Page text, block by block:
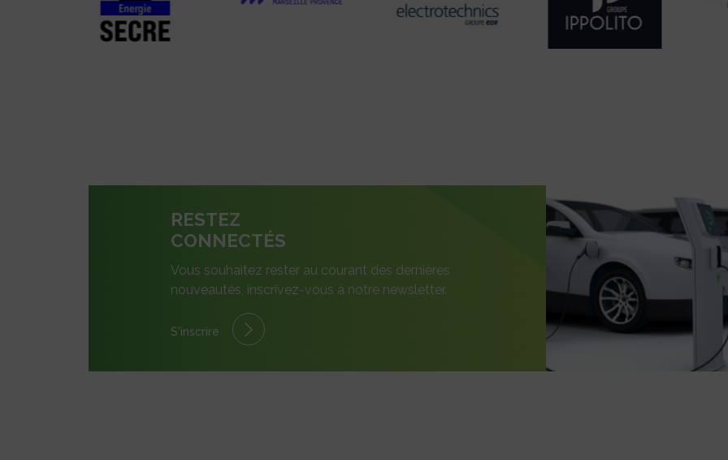
RESTEZ
CONNECTÉS
Vous souhaitez rester au courant des dernières
nouveautés, inscrivez-vous à notre newsletter.
S'inscrire